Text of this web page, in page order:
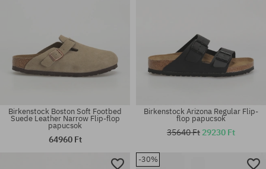
Elérhető méretek:
36
Birkenstock Boston Soft Footbed
Suede Leather Narrow Flip-flop
papucsok
64960 Ft
Birkenstock Arizona Regular Flip-
flop papucsok
35640 Ft 29230 Ft
-30%